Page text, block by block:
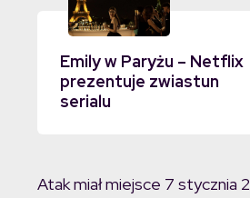
Emily w Paryżu – Netflix
prezentuje zwiastun
serialu
Atak miał miejsce 7